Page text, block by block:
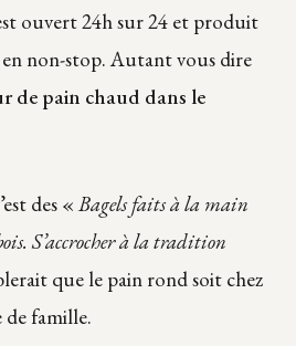
ouvert 24h sur 24 et produit
en non-stop. Autant vous dire
de pain chaud dans le
des «Bagels faits à la main
S’accrocher à la tradition
que le pain rond soit chez
de famille.